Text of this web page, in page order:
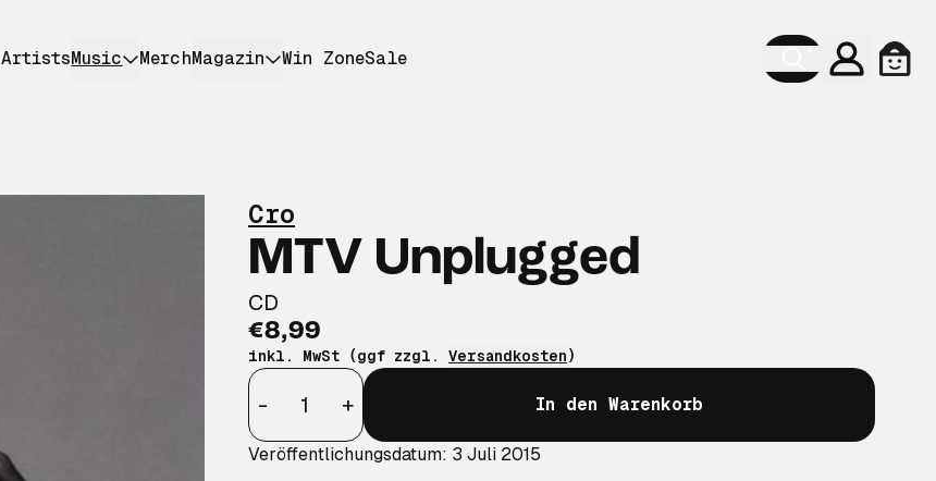
ArtistsMusic MerchMagazin Win ZoneSale
Konto
Cro
MTV Unplugged
CD
€8,99
inkl. MwSt (ggf zzgl. Versandkosten)
Anzahl
-
+ In den Warenkorb
Veröffentlichungsdatum: 3 Juli 2015